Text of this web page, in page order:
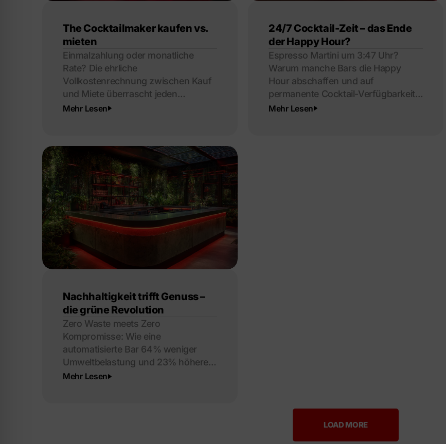
The Cocktailmaker kaufen vs.
mieten
Einmalzahlung oder monatliche
Rate? Die ehrliche
Vollkostenrechnung zwischen Kauf
und Miete überrascht jeden
Gastronomen.
Mehr Lesen
24/7 Cocktail-Zeit – das Ende
der Happy Hour?
Espresso Martini um 3:47 Uhr?
Warum manche Bars die Happy
Hour abschaffen und auf
permanente Cocktail-Verfügbarkeit
setzen.
Mehr Lesen
Nachhaltigkeit trifft Genuss –
die grüne Revolution
Zero Waste meets Zero
Kompromisse: Wie eine
automatisierte Bar 64% weniger
Umweltbelastung und 23% höhere
Gewinne erzielt.
Mehr Lesen
LOAD MORE